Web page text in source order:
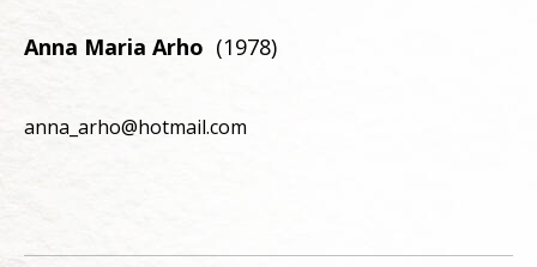
Anna Maria Arho (1978)
anna_arho@hotmail.com